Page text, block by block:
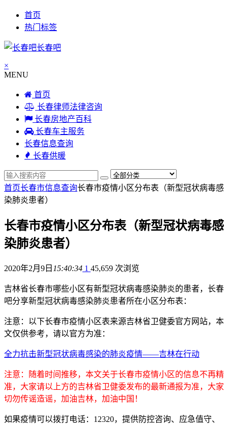
首页
热门标签
长春吧
×
MENU
首页
长春律师法律咨询
长春房地产百科
长春车主服务
长春信息查询
长春供暖
首页长春市信息查询长春市疫情小区分布表（新型冠状病毒感
染肺炎患者）
长春市疫情小区分布表（新型冠状病毒感
染肺炎患者）
2020年2月9日 15:40:34 1 45,659 次浏览
吉林省长春市哪些小区有新型冠状病毒感染肺炎的患者，长春
吧分享新型冠状病毒感染肺炎患者所在小区分布表：
注意：以下长春市疫情小区表来源吉林省卫健委官方网站，本
文仅供参考，请以官方为准：
全力抗击新型冠状病毒感染的肺炎疫情——吉林在行动
注意：随着时间推移，本文关于长春市疫情小区的信息不再精
准，大家请以上方的吉林省卫健委发布的最新通报为准，大家
切勿传谣造谣，加油吉林，加油中国！
如果疫情可以拨打电话：12320，提供防控咨询、应急值守、